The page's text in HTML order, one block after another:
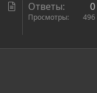
Ответы 0
Просмотры 496